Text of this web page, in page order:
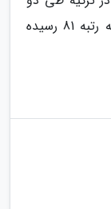
سال 10 رتبه ارتقا یافته و از رتبه 91 دنیا به رتبه 81 رسیده